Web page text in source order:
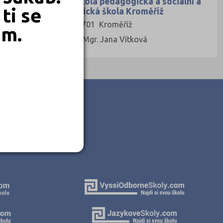
ti se
Střední pedagogická škola Kroměříž
1. máje 221, 76701 Kroměříž
Ředitel: Mgr. et Mgr. Jana Vítková